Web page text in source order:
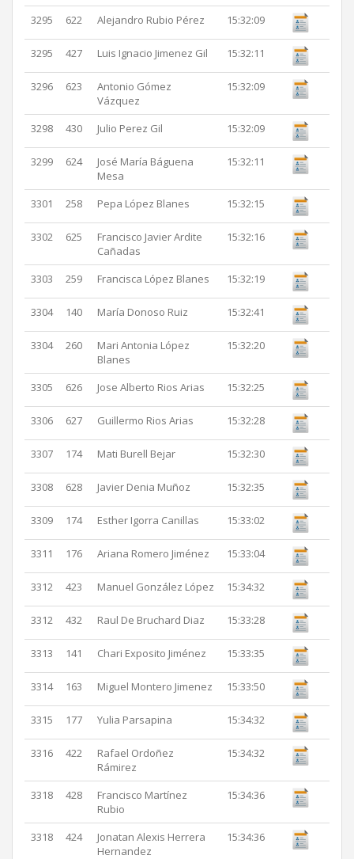
3295 622 Alejandro Rubio Pérez 15:32:09
3295 427 Luis Ignacio Jimenez Gil 15:32:11
3296 623
Antonio Gómez
Vázquez
15:32:09
3298 430 Julio Perez Gil 15:32:09
3299 624
José María Báguena
Mesa
15:32:11
3301 258 Pepa López Blanes 15:32:15
3302 625
Francisco Javier Ardite
Cañadas
15:32:16
3303 259 Francisca López Blanes 15:32:19
3304 140 María Donoso Ruiz 15:32:41
3304 260
Mari Antonia López
Blanes
15:32:20
3305 626 Jose Alberto Rios Arias 15:32:25
3306 627 Guillermo Rios Arias 15:32:28
3307 174 Mati Burell Bejar 15:32:30
3308 628 Javier Denia Muñoz 15:32:35
3309 174 Esther Igorra Canillas 15:33:02
3311 176 Ariana Romero Jiménez 15:33:04
3312 423 Manuel González López 15:34:32
3312 432 Raul De Bruchard Diaz 15:33:28
3313 141 Chari Exposito Jiménez 15:33:35
3314 163 Miguel Montero Jimenez 15:33:50
3315 177 Yulia Parsapina 15:34:32
3316 422
Rafael Ordoñez
Rámirez
15:34:32
3318 428
Francisco Martínez
Rubio
15:34:36
3318 424
Jonatan Alexis Herrera
Hernandez
15:34:36